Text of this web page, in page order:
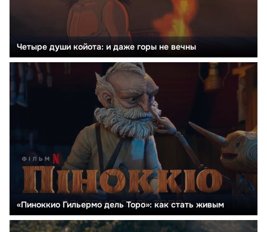
Четыре души койота: и даже горы не вечны
«Пиноккио Гильермо дель Торо»: как стать живым